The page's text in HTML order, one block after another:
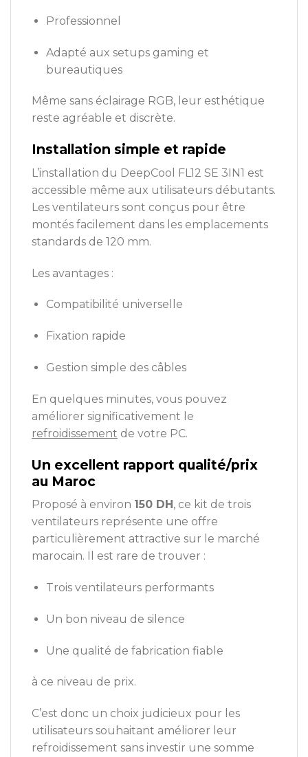
Professionnel
Adapté aux setups gaming et
bureautiques
Même sans éclairage RGB, leur esthétique
reste agréable et discrète.
Installation simple et rapide
L’installation du DeepCool FL12 SE 3IN1 est
accessible même aux utilisateurs débutants.
Les ventilateurs sont conçus pour être
montés facilement dans les emplacements
standards de 120 mm.
Les avantages :
Compatibilité universelle
Fixation rapide
Gestion simple des câbles
En quelques minutes, vous pouvez
améliorer significativement le
refroidissement de votre PC.
Un excellent rapport qualité/prix
au Maroc
Proposé à environ 150 DH , ce kit de trois
ventilateurs représente une offre
particulièrement attractive sur le marché
marocain. Il est rare de trouver :
Trois ventilateurs performants
Un bon niveau de silence
Une qualité de fabrication fiable
à ce niveau de prix.
C’est donc un choix judicieux pour les
utilisateurs souhaitant améliorer leur
refroidissement sans investir une somme